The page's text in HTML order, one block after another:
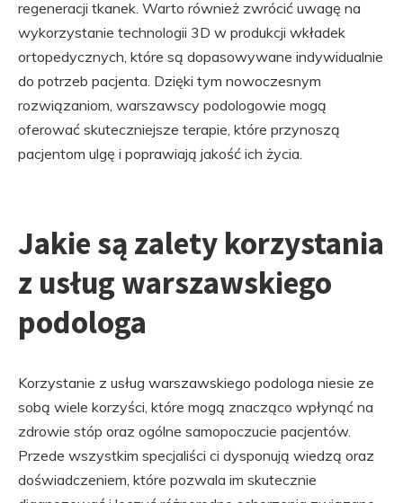
regeneracji tkanek. Warto również zwrócić uwagę na
wykorzystanie technologii 3D w produkcji wkładek
ortopedycznych, które są dopasowywane indywidualnie
do potrzeb pacjenta. Dzięki tym nowoczesnym
rozwiązaniom, warszawscy podologowie mogą
oferować skuteczniejsze terapie, które przynoszą
pacjentom ulgę i poprawiają jakość ich życia.
Jakie są zalety korzystania
z usług warszawskiego
podologa
Korzystanie z usług warszawskiego podologa niesie ze
sobą wiele korzyści, które mogą znacząco wpłynąć na
zdrowie stóp oraz ogólne samopoczucie pacjentów.
Przede wszystkim specjaliści ci dysponują wiedzą oraz
doświadczeniem, które pozwala im skutecznie